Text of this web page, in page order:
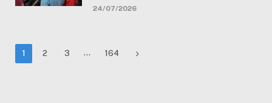
24/07/2026
1 2 3 … 164 Next